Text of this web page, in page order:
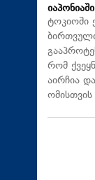
ტოკიოში
რომ
აირჩია
ომისთვის